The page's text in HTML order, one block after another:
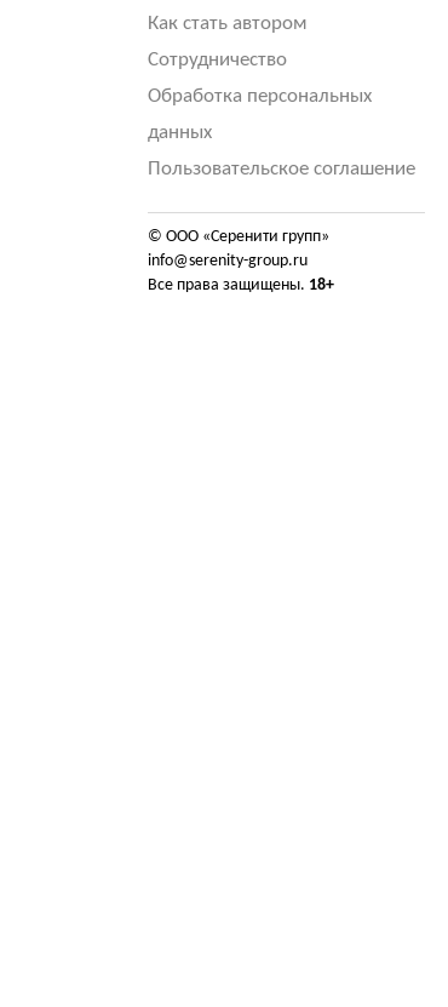
Как стать автором
Сотрудничество
Обработка персональных
данных
Пользовательское соглашение
© ООО «Серенити групп»
info@serenity-group.ru
Все права защищены. 18+